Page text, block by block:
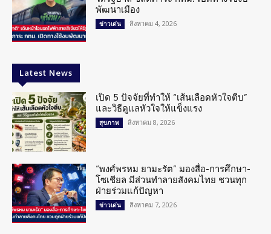
พัฒนาเมือง
ข่าวเด่น สิงหาคม 4, 2026
Latest News
เปิด 5 ปัจจัยที่ทำให้ “เส้นเลือดหัวใจตีบ”
และวิธีดูแลหัวใจให้แข็งแรง
สุขภาพ สิงหาคม 8, 2026
“พงศ์พรหม ยามะรัต” มองสื่อ-การศึกษา-
โซเชียล มีส่วนทำลายสังคมไทย ชวนทุก
ฝ่ายร่วมแก้ปัญหา
ข่าวเด่น สิงหาคม 7, 2026